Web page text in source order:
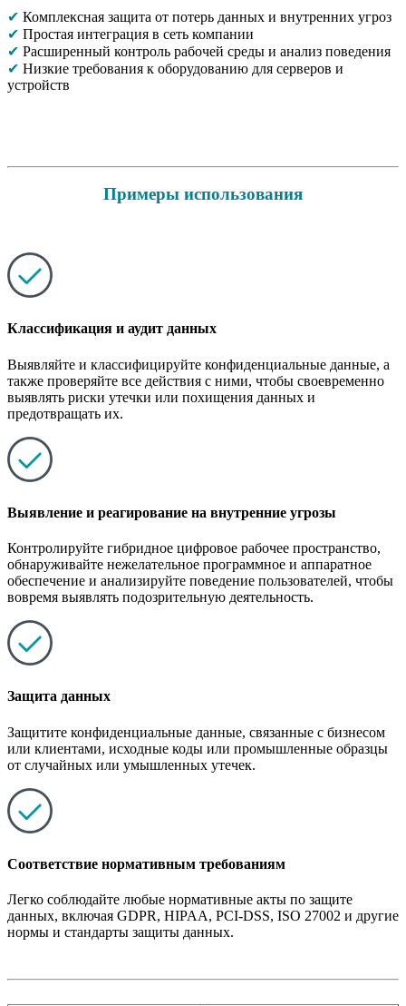
✔ Комплексная защита от потерь данных и внутренних угроз
✔ Простая интеграция в сеть компании
✔ Расширенный контроль рабочей среды и анализ поведения
✔ Низкие требования к оборудованию для серверов и
устройств
Примеры использования
Классификация и аудит данных
Выявляйте и классифицируйте конфиденциальные данные, а
также проверяйте все действия с ними, чтобы своевременно
выявлять риски утечки или похищения данных и
предотвращать их.
Выявление и реагирование на внутренние угрозы
Контролируйте гибридное цифровое рабочее пространство,
обнаруживайте нежелательное программное и аппаратное
обеспечение и анализируйте поведение пользователей, чтобы
вовремя выявлять подозрительную деятельность.
Защита данных
Защитите конфиденциальные данные, связанные с бизнесом
или клиентами, исходные коды или промышленные образцы
от случайных или умышленных утечек.
Соответствие нормативным требованиям
Легко соблюдайте любые нормативные акты по защите
данных, включая GDPR, HIPAA, PCI‑DSS, ISO 27002 и другие
нормы и стандарты защиты данных.